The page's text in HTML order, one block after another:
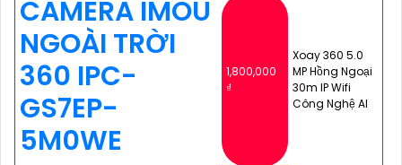
CAMERA IMOU
NGOÀI TRỜI
360 IPC-
GS7EP-
5M0WE
1,800,000
₫
Xoay 360 5.0
MP Hồng Ngoại
30m IP Wifi
Công Nghệ AI